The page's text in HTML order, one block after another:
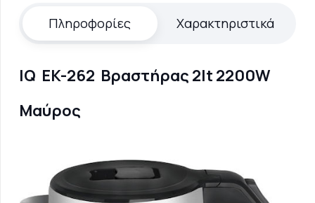
2200W
ποσότητα
Πληροφορίες Χαρακτηριστικά
IQ EK-262 Βραστήρας 2lt 2200W
Μαύρος